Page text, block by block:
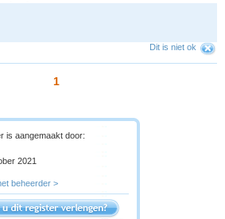
Dit is niet ok
1
is aangemaakt door:
2021
beheerder >